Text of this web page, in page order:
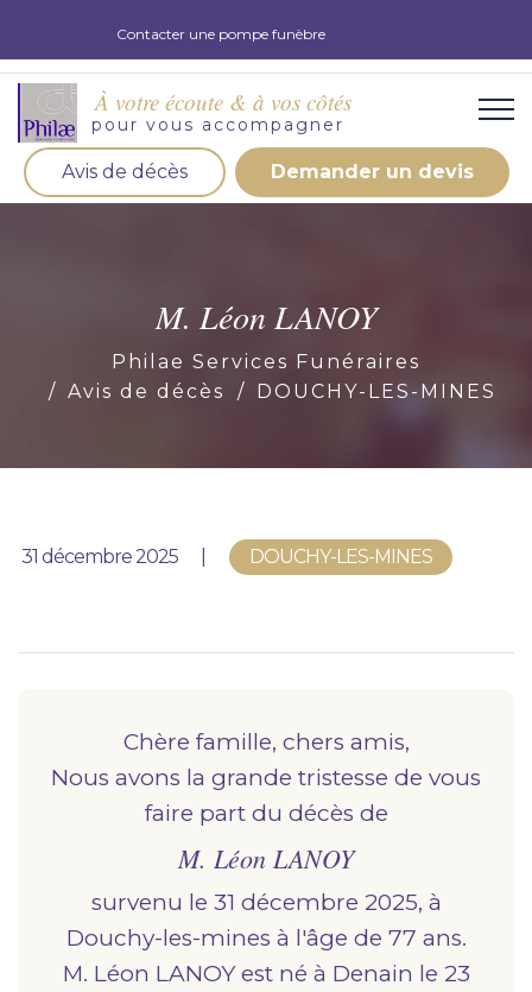
Contacter une pompe funèbre
À votre écoute & à vos côtés
pour vous accompagner
Avis de décès Demander un devis
dans les meilleurs délais.
Demander un devis obsèques
Nous vous accompagnons.
Nos produits en marbrerie
marbrerie pour accompagner l'hommage du
Demander un devis marbrerie
M. Léon LANOY
Philae Services Funéraires
Avis de décès
DOUCHY-LES-MINES
Publié le
31 décembre 2025 DOUCHY-LES-MINES
Chère famille, chers amis,
Nous avons la grande tristesse de vous
faire part du décès de
M. Léon LANOY
survenu le 31 décembre 2025, à
douchy-les-mines à l'âge de 77 ans.
M. Léon LANOY est né à
denain le 23